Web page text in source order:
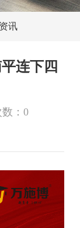
讯
连下四
：0